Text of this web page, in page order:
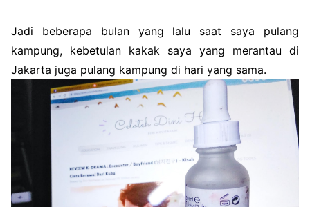
Jadi beberapa bulan yang lalu saat saya pulang
kampung, kebetulan kakak saya yang merantau di
Jakarta juga pulang kampung di hari yang sama.